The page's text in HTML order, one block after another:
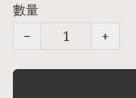
數量
−
+